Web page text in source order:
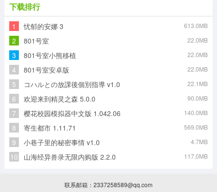
下载排行
1 忧郁的安娜 3 613.0MB
2 801号室 22.0MB
3 801号室小熊移植 22.0MB
4 801号室安卓版 22.0MB
5 コハルとの放課後個別指導 v1.0 22.1MB
6 欢迎来到精灵之森 5.0.0 90.0MB
7 樱花校园模拟器中文版 1.042.06 140.0MB
8 寄生都市 1.11.71 569.0MB
9 小巷子里的秘密事情 v1.0 4.7MB
10 山海经异兽录无限内购版 2.2.0 117.0MB
联系邮箱：2337258589@qq.com